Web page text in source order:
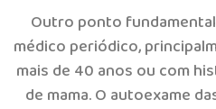
Outro ponto
médico periódico,
mais de 40 anos ou com
de mama. O autoexame